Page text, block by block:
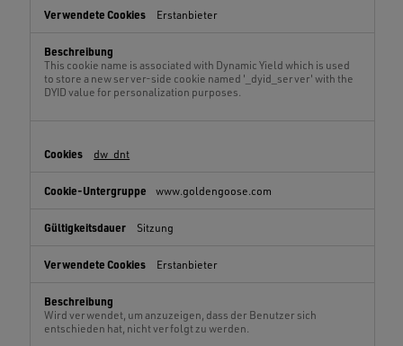
Erstanbieter
This cookie name is associated with Dynamic Yield which is used
to store a new server-side cookie named '_dyid_server' with the
DYID value for personalization purposes.
dw_dnt
www.goldengoose.com
Sitzung
Erstanbieter
Wird verwendet, um anzuzeigen, dass der Benutzer sich
entschieden hat, nicht verfolgt zu werden.